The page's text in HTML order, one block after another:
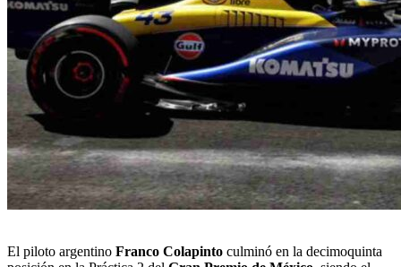
El piloto argentino Franco Colapinto culminó en la decimoquinta